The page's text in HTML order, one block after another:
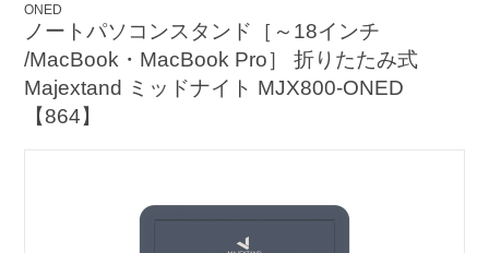
ONED
ノートパソコンスタンド［～18インチ
/MacBook・MacBook Pro］ 折りたたみ式
Majextand ミッドナイト MJX800-ONED
【864】